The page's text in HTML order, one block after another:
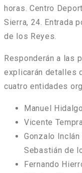
horas. Centro
Sierra, 24. Entrada
de los Reyes.
Responderán a las
explicarán detalles
cuatro entidades
Manuel
Vicente
Gonzalo
Sebastián de
Fernando